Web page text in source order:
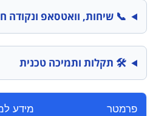
📞 שיחות, וואטסאפ ונקודה
🛠️ תקלות ותמיכה טכנית
פרמטר מידע